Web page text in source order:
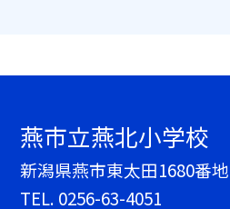
燕市立燕北小学校
新潟県燕市東太田1680番地
TEL. 0256-63-4051